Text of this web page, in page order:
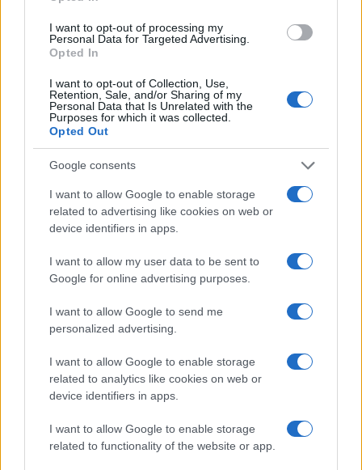
I want to opt-out of processing my
Personal Data for Targeted Advertising.
Opted In
I want to opt-out of Collection, Use,
Retention, Sale, and/or Sharing of my
Personal Data that Is Unrelated with the
Purposes for which it was collected.
Opted Out
Google consents
I want to allow Google to enable storage
related to advertising like cookies on web or
device identifiers in apps.
I want to allow my user data to be sent to
Google for online advertising purposes.
I want to allow Google to send me
personalized advertising.
I want to allow Google to enable storage
related to analytics like cookies on web or
device identifiers in apps.
I want to allow Google to enable storage
related to functionality of the website or app.
Copenhagen: un mix di comfort e stile
Matteo Pellegrino · 7 Ago 2026
LIFESTYLE